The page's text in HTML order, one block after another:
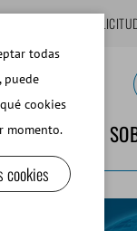
todas
puede
cookies
momento.
cookies